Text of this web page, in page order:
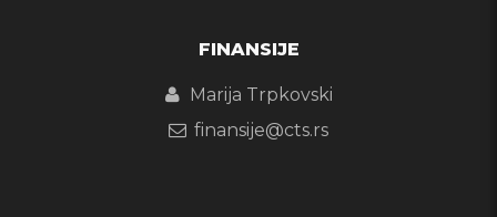
FINANSIJE
Marija Trpkovski
finansije@cts.rs